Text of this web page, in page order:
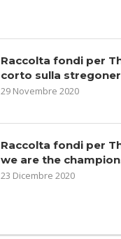
Raccolta fondi per
corto sulla
29 Novembre 2020
Raccolta fondi per
we are the
23 Dicembre 2020